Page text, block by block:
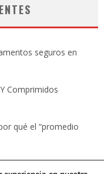
seguros en
Comprimidos
qué el “promedio